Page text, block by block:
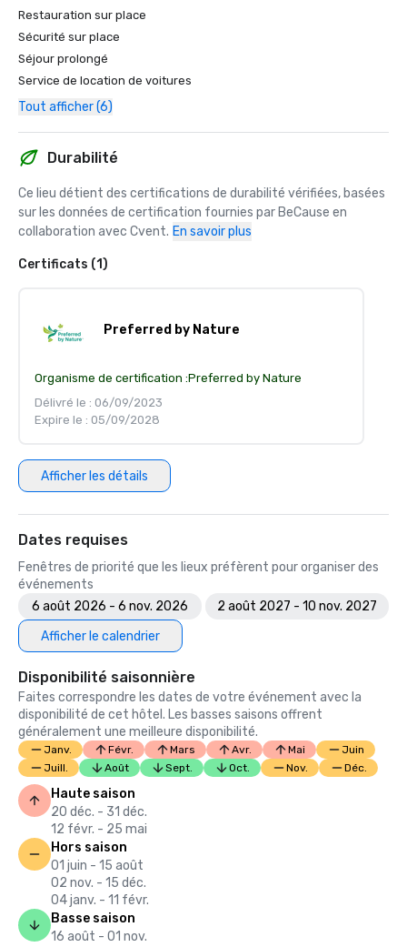
Restauration sur place
Sécurité sur place
Séjour prolongé
Service de location de voitures
Tout afficher (6)
Durabilité
Ce lieu détient des certifications de durabilité vérifiées, basées
sur les données de certification fournies par BeCause en
collaboration avec Cvent. En savoir plus
Certificats (1)
Preferred by Nature
Organisme de certification :Preferred by Nature
Délivré le : 06/09/2023
Expire le : 05/09/2028
Afficher les détails
Dates requises
Fenêtres de priorité que les lieux préfèrent pour organiser des
événements
6 août 2026 - 6 nov. 2026
2 août 2027 - 10 nov. 2027
Afficher le calendrier
Disponibilité saisonnière
Faites correspondre les dates de votre événement avec la
disponibilité de cet hôtel. Les basses saisons offrent
généralement une meilleure disponibilité.
Janv. Févr. Mars Avr. Mai
Juin
Juill.
Août Sept. Oct. Nov. Déc.
Haute saison
20 déc. - 31 déc.
12 févr. - 25 mai
Hors saison
01 juin - 15 août
02 nov. - 15 déc.
04 janv. - 11 févr.
Basse saison
16 août - 01 nov.